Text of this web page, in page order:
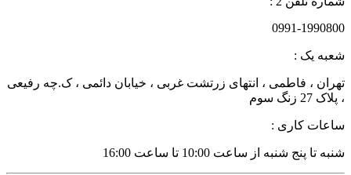
0991-1990800
شعبه یک :
تهران ، فاطمی ، انتهای زرتشت غربی ، خیابان دائمی ، ک.چه رفیعی
، پلاک 27 زنگ سوم
ساعات کاری :
شنبه تا پنج شنبه از ساعت 10:00 تا ساعت 16:00